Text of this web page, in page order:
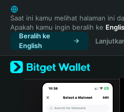
English
日本語
Tiếng Việt
Русский
Español (Latinoamérica)
Türkçe
Italiano
Saat ini kamu melihat halaman ini
Apakah kamu ingin beralih ke
Beralih ke
English